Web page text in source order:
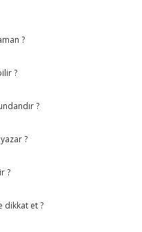
?
?
?
?
?
dikkat et ?